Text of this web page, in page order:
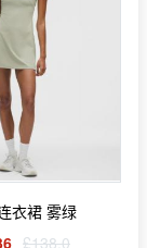
衣裙 雾绿
£138.0